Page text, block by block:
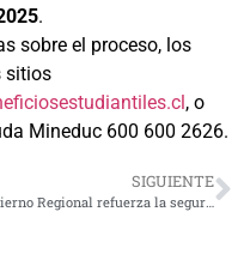
.
sobre el proceso, los
sitios
, o
Mineduc 600 600 2626.
SIGUIENTE
Gobierno Regional refuerza la seguridad costera con inversión en nuevos vehículos y equipamiento para la Armada